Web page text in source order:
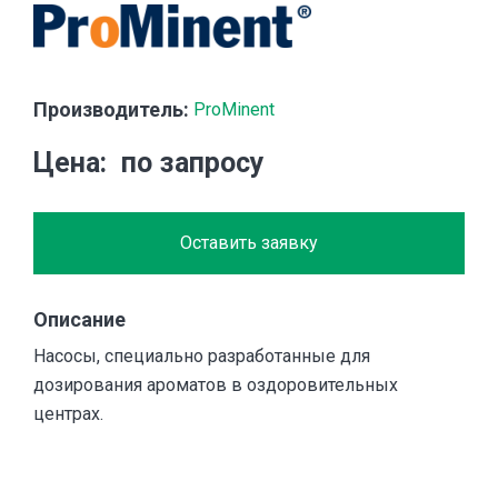
Производитель: ProMinent
Цена по запросу
Оставить заявку
Описание
Насосы, специально разработанные для
дозирования ароматов в оздоровительных
центрах.